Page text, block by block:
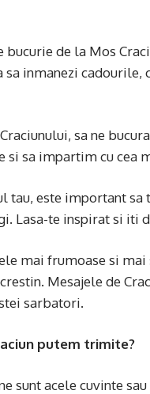
bucurie de la Mos
sa inmanezi
sa ne
sa impartim cu cea
tau, este important
Lasa-te inspirat si iti
mai frumoase si
Mesajele de
sarbatori.
putem trimite?
sunt acele cuvinte